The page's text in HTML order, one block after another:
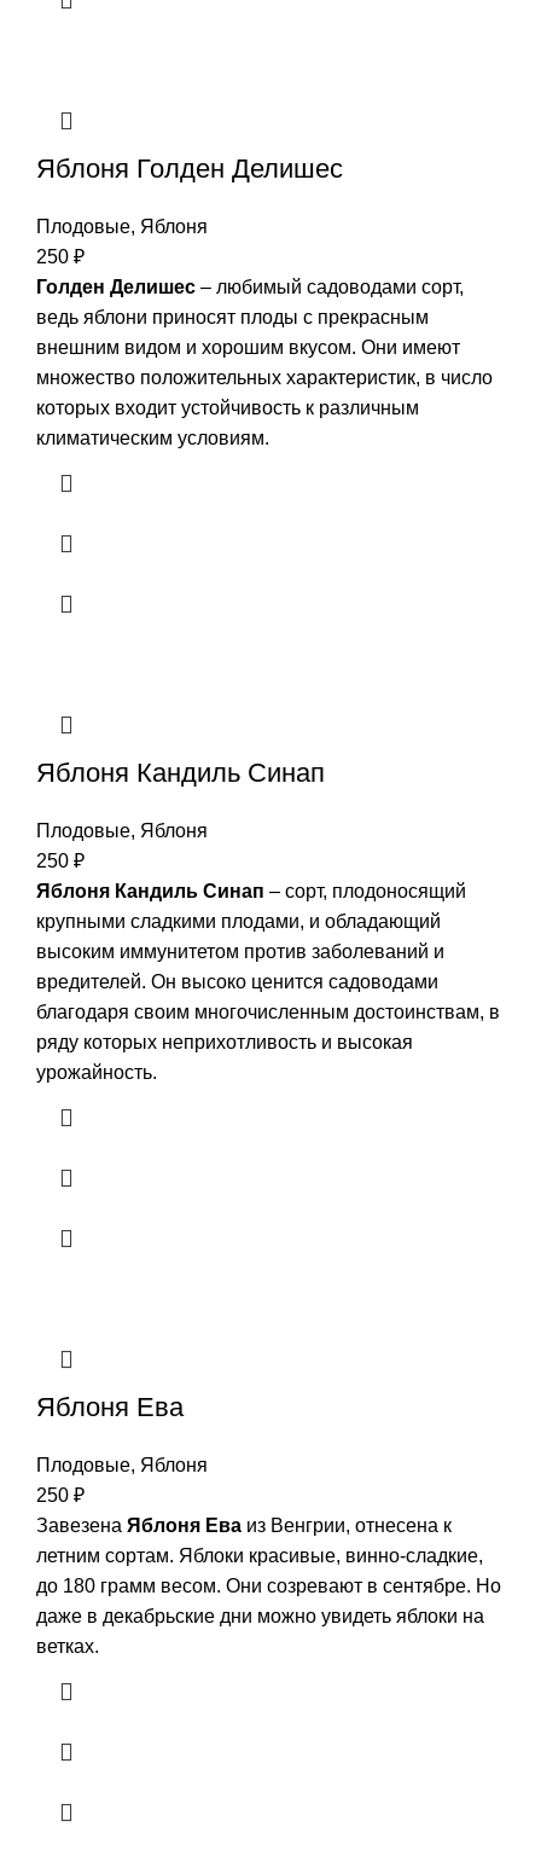
Яблоня Голден Делишес
Плодовые, Яблоня
250 ₽
Голден Делишес – любимый садоводами сорт,
ведь яблони приносят плоды с прекрасным
внешним видом и хорошим вкусом. Они имеют
множество положительных характеристик, в число
которых входит устойчивость к различным
климатическим условиям.
Яблоня Кандиль Синап
Плодовые, Яблоня
250 ₽
Яблоня Кандиль Синап – сорт, плодоносящий
крупными сладкими плодами, и обладающий
высоким иммунитетом против заболеваний и
вредителей. Он высоко ценится садоводами
благодаря своим многочисленным достоинствам, в
ряду которых неприхотливость и высокая
урожайность.
Яблоня Ева
Плодовые, Яблоня
250 ₽
Завезена Яблоня Ева из Венгрии, отнесена к
летним сортам. Яблоки красивые, винно-сладкие,
до 180 грамм весом. Они созревают в сентябре. Но
даже в декабрьские дни можно увидеть яблоки на
ветках.